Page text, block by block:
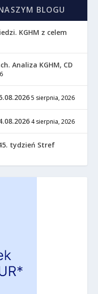
BLOGU
KGHM z celem
Analiza KGHM, CD
5 sierpnia, 2026
4 sierpnia, 2026
tydzień Stref